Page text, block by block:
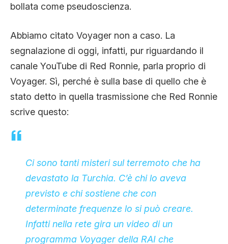
bollata come pseudoscienza.
Abbiamo citato Voyager non a caso. La
segnalazione di oggi, infatti, pur riguardando il
canale YouTube di Red Ronnie, parla proprio di
Voyager. Sì, perché è sulla base di quello che è
stato detto in quella trasmissione che Red Ronnie
scrive questo:
Ci sono tanti misteri sul terremoto che ha
devastato la Turchia. C’è chi lo aveva
previsto e chi sostiene che con
determinate frequenze lo si può creare.
Infatti nella rete gira un video di un
programma Voyager della RAI che